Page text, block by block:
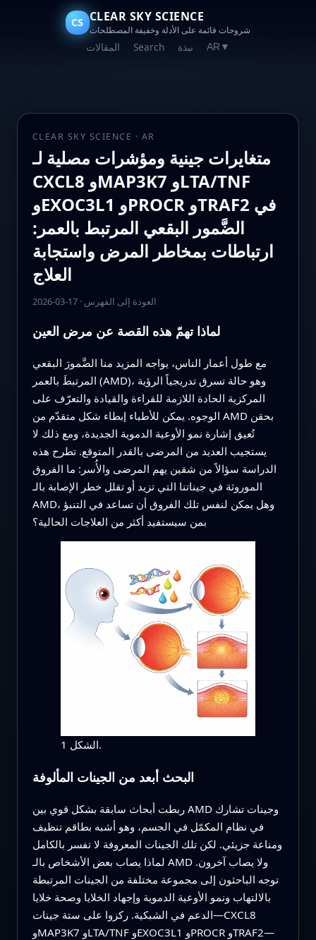
CS CLEAR SKY SCIENCE
شروحات قائمة على الأدلة وخفيفة المصطلحات
المقالات Search نبذة AR ▼
CLEAR SKY SCIENCE · AR
متغايرات جينية ومؤشرات مصلية لـ
CXCL8 وMAP3K7 وLTA/TNF
وEXOC3L1 وPROCR وTRAF2 في
الضَّمور البقعي المرتبط بالعمر:
ارتباطات بمخاطر المرض واستجابة
العلاج
2026-03-17· العودة إلى الفهرس
لماذا تهمّ هذه القصة عن مرض العين
مع طول أعمار الناس، يواجه المزيد منا الضَّمورَ البقعي
المرتبطَ بالعمر (AMD)، وهو حالة تسرق تدريجياً الرؤية
المركزية الحادة اللازمة للقراءة والقيادة والتعرّف على
الوجوه. يمكن للأطباء إبطاء شكل متقدّم من AMD بحقن
تُعيق إشارة نمو الأوعية الدموية الجديدة، ومع ذلك لا
يستجيب العديد من المرضى بالقدر المتوقع. تطرح هذه
الدراسة سؤالاً من شقين يهم المرضى والأُسر: ما الفروق
الموروثة في جيناتنا التي تزيد أو تقلل خطر الإصابة بالـ
AMD، وهل يمكن لنفس تلك الفروق أن تساعد في التنبؤ
بمن سيستفيد أكثر من العلاجات الحالية؟
الشكل 1.
البحث أبعد من الجينات المألوفة
ربطت أبحاث سابقة بشكل قوي بين AMD وجينات تشارك
في نظام المكمّل في الجسم، وهو أشبه بطاقم تنظيف
ومناعة جزيئي. لكن تلك الجينات المعروفة لا تفسر بالكامل
لماذا يصاب بعض الأشخاص بالـ AMD ولا يصاب آخرون.
توجه الباحثون إلى مجموعة مختلفة من الجينات المرتبطة
بالالتهاب ونمو الأوعية الدموية وإجهاد الخلايا وصحة خلايا
الدعم في الشبكية. ركزوا على ستة جينات—CXCL8
وMAP3K7 وLTA/TNF وEXOC3L1 وPROCR وTRAF2—